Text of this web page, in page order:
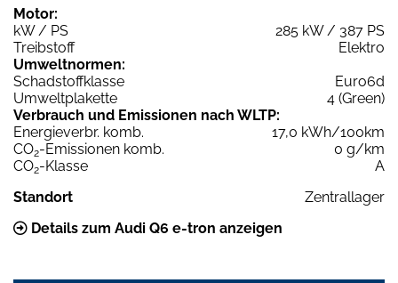
Motor:
kW / PS
285 kW / 387 PS
Treibstoff
Elektro
Umweltnormen:
Schadstoffklasse
Euro6d
Umweltplakette
4 (Green)
Verbrauch und Emissionen nach WLTP:
Energieverbr. komb.
17,0 kWh/100km
CO2-Emissionen komb.
0 g/km
CO2-Klasse
A
Standort
Zentrallager
Details zum Audi Q6 e-tron anzeigen